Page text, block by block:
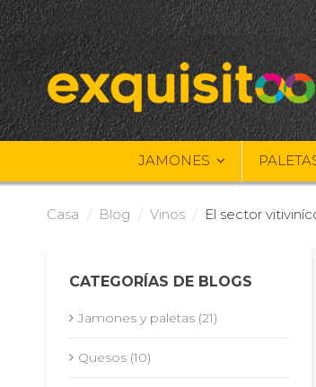
JAMONES
Casa Blog Vinos El sector
CATEGORÍAS DE BLOGS
Jamones y paletas (21)
Quesos (10)